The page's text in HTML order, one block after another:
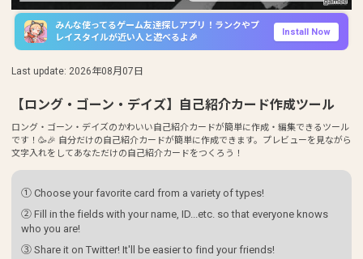
みんな使ってるゲーム友達探しアプリ！ランクやプ
レイスタイルが近い人と遊べるよ🎉
Install Now
Last update: 2026年08月07日
【ロング・ゴーン・デイズ】自己紹介カード作成ツール
ロング・ゴーン・デイズのかわいい自己紹介カードが簡単に作成・編集できるツール
です！🥳🎉 自分だけの自己紹介カードが簡単に作成できます。プレビューを見ながら
文字入れをしてあなただけの自己紹介カードをつくろう！
① Choose your favorite card from a variety of types!
② Fill in the fields with your name, ID...etc. so that everyone knows
who you are!
③ Share it on Twitter! It'll be easier to find your friends!